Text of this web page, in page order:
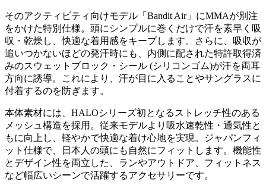
そのアクティビティ向けモデル「Bandit Air」にMMAが別注
をかけた特別仕様。頭にシンプルに巻くだけで汗を素早く吸
収・乾燥し、快適な着用感をキープします。さらに、吸収が
追いつかないほどの発汗時にも、内側に配された特許取得済
みのスウェットブロック・シール (シリコンゴム)が汗を両耳
方向に誘導。これにより、汗が目に入ることやサングラスに
付着するのを防ぎます。
本体素材には、HALOシリーズ初となるストレッチ性のある
メッシュ構造を採用。従来モデルより吸水速乾性・通気性と
もに向上し、軽やかで快適な着け心地を実現。ジャパンフィ
ット仕様で、日本人の頭にも自然にフィットします。機能性
とデザイン性を両立した、ランやアウトドア、フィットネス
など幅広いシーンで活躍するアクセサリーです。